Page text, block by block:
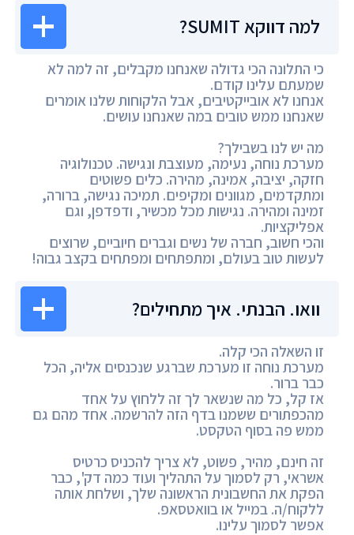
למה דווקא SUMIT?
כי התלונה הכי גדולה שאנחנו מקבלים, זה למה לא
שמעתם עלינו קודם.
אנחנו לא אובייקטיבים, אבל הלקוחות שלנו אומרים
שאנחנו ממש טובים במה שאנחנו עושים.
מה יש לנו בשבילך?
מערכת נוחה, נעימה, מעוצבת ונגישה. טכנולוגיה
חזקה, יציבה, אמינה, מהירה. כלים פשוטים
ומתקדמים, מגוונים ומקיפים. תמיכה נגישה, ברורה,
זמינה ומהירה. נגישות מכל מכשיר, ודפדפן, וגם
אפליקציות.
והכי חשוב, חברה של נשים וגברים חיוביים, שרוצים
לעשות טוב בעולם, ומתפתחים ומפתחים בקצב גבוה!
וואו. הבנתי. איך מתחילים?
זו השאלה הכי קלה.
מערכת נוחה זו מערכת שברגע שנכנסים אליה, הכל
כבר ברור.
אז קל, כל מה שנשאר לך זה ללחוץ על אחד
מהכפתורים ששמנו בדף הזה להרשמה. אחד מהם גם
ממש פה בסוף הטקסט.
זה חינם, מהיר, פשוט, לא צריך להכניס כרטיס
אשראי, רק לסמוך על התהליך ועוד כמה דק', כבר
הפקת את החשבונית הראשונה שלך, ושלחת אותה
ללקוח/ה. במייל או בוואטסאפ.
אפשר לסמוך עלינו.